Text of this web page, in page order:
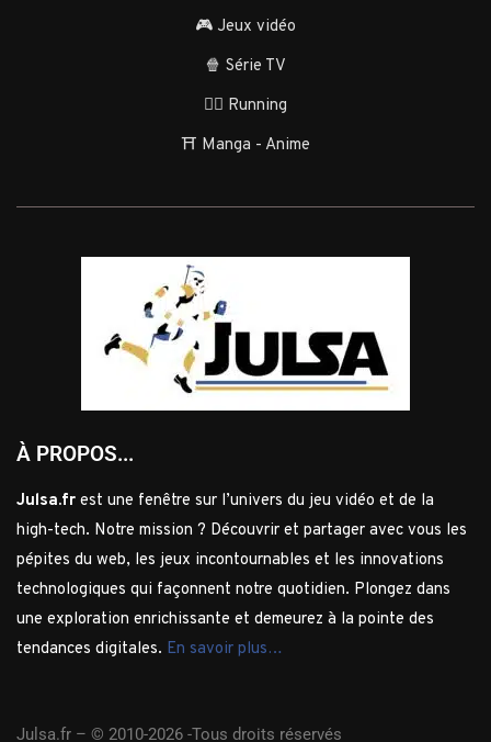
🎮 Jeux vidéo
🍿 Série TV
🏃‍♂️ Running
⛩️ Manga - Anime
À PROPOS...
Julsa.fr est une fenêtre sur l’univers du jeu vidéo et de la
high-tech. Notre mission ? Découvrir et partager avec vous les
pépites du web, les jeux incontournables et les innovations
technologiques qui façonnent notre quotidien. Plongez dans
une exploration enrichissante et demeurez à la pointe des
tendances digitales. En savoir plus…
Julsa.fr – © 2010-2026 -Tous droits réservés